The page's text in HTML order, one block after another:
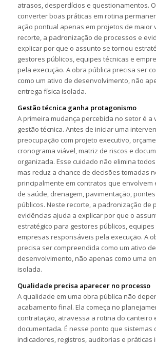
atrasos, desperdícios e questionamentos.
converter boas práticas em rotina
ação pontual apenas em projetos de maior
recorte, a padronização de processos e
explicar por que o assunto se tornou
gestores públicos, equipes técnicas e
pela execução. A obra pública precisa ser
como um ativo de desenvolvimento, não
entrega física isolada.
Gestão técnica ganha protagonismo
A primeira mudança percebida no setor é a
gestão técnica. Antes de iniciar uma
preocupação com projeto executivo,
cronograma viável, matriz de riscos e
organizada. Esse cuidado não elimina
mas reduz a chance de decisões tomadas
principalmente em contratos que envolvem
de saúde, drenagem, pavimentação,
públicos. Neste recorte, a padronização de
evidências ajuda a explicar por que o
estratégico para gestores públicos, equipes
empresas responsáveis pela execução. A
precisa ser compreendida como um ativo de
desenvolvimento, não apenas como uma
isolada.
Qualidade precisa aparecer no processo
A qualidade em uma obra pública não
acabamento final. Ela começa no
contratação, atravessa a rotina do canteiro
documentada. É nesse ponto que sistemas
indicadores, registros, auditorias e práticas